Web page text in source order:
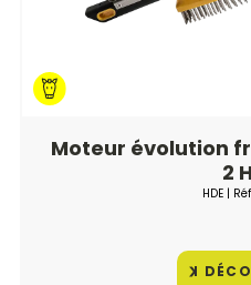
Moteur évolution
2
HDE|